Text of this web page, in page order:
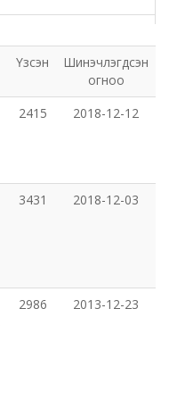
хэргийн
газар
ЯАМНЫ ХАРЬЯА
МЭРГЭЖЛИЙН
төв
Үзсэн
Шинэчлэгдсэн
огноо
2415 2018-12-12
3431 2018-12-03
2986 2013-12-23